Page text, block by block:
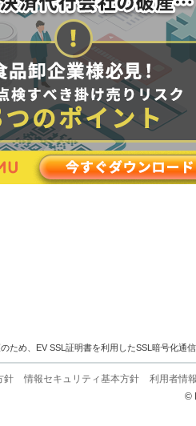
ため、EV SSL証明書を利用したSSL暗号化通
針 情報セキュリティ基本方針
利用者情
©